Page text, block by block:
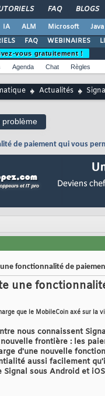
FAQ BLOGS
IA ALM Microsoft Java
FAQ WEBINAIRES
vous gratuitement !
Agenda Chat Règles
Actualités
problème
de paiement qui vous
fonctionnalité de
une
que le MobileCoin axé sur la
nous connaissent
frontière : les
d'une nouvelle
aussi facilement
Signal sous Android et